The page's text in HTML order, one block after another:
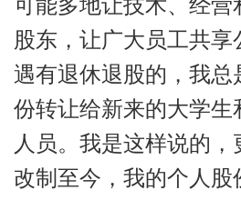
可能多地让技术、经营
股东，让广大员工共享
遇有退休退股的，我总
份转让给新来的大学生
人员。我是这样说的，
改制至今，我的个人股